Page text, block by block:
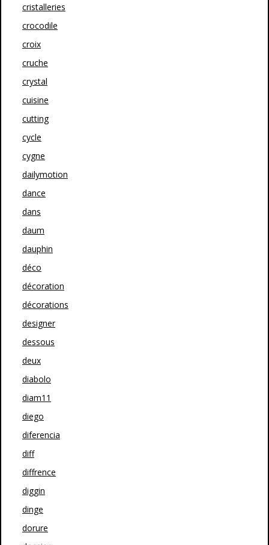
cristalleries
crocodile
croix
cruche
crystal
cuisine
cutting
cycle
cygne
dailymotion
dance
dans
daum
dauphin
déco
décoration
décorations
designer
dessous
deux
diabolo
diam11
diego
diferencia
diff
diffrence
diggin
dinge
dorure